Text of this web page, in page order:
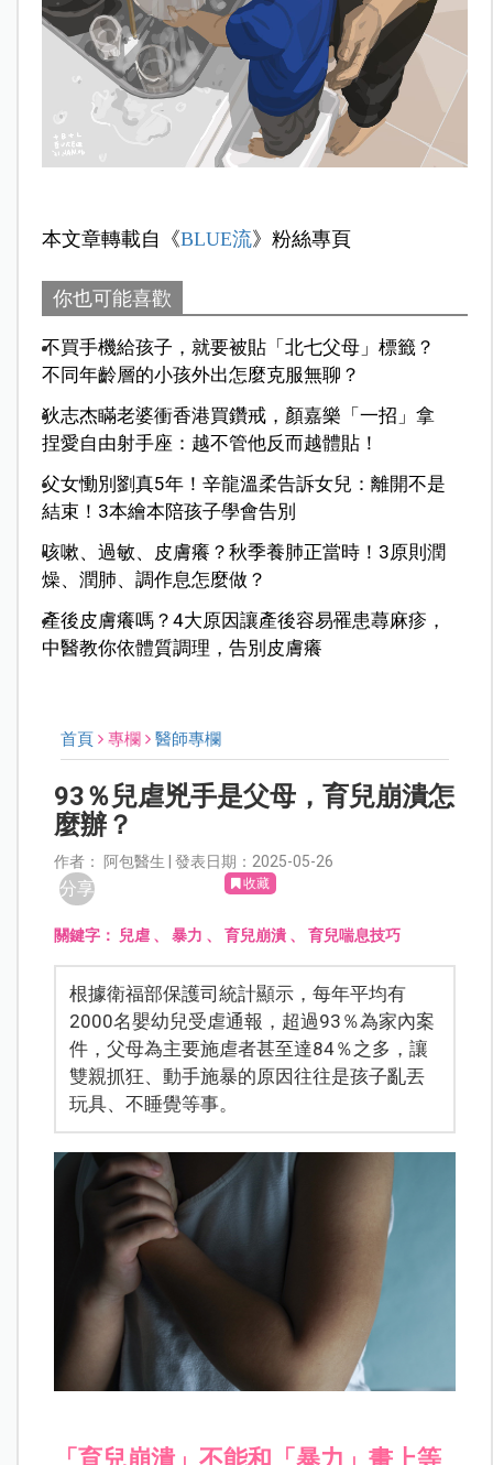
本文章轉載自《BLUE流》粉絲專頁
你也可能喜歡
不買手機給孩子，就要被貼「北七父母」標籤？
不同年齡層的小孩外出怎麼克服無聊？
狄志杰瞞老婆衝香港買鑽戒，顏嘉樂「一招」拿
捏愛自由射手座：越不管他反而越體貼！
父女慟別劉真5年！辛龍溫柔告訴女兒：離開不是
結束！3本繪本陪孩子學會告別
咳嗽、過敏、皮膚癢？秋季養肺正當時！3原則潤
燥、潤肺、調作息怎麼做？
產後皮膚癢嗎？4大原因讓產後容易罹患蕁麻疹，
中醫教你依體質調理，告別皮膚癢
首頁 專欄 醫師專欄
93％兒虐兇手是父母，育兒崩潰怎
麼辦？
作者： 阿包醫生 | 發表日期：2025-05-26
分享 收藏
關鍵字： 兒虐 、暴力 、育兒崩潰 、育兒喘息技巧
根據衛福部保護司統計顯示，每年平均有
2000名嬰幼兒受虐通報，超過93％為家內案
件，父母為主要施虐者甚至達84％之多，讓
雙親抓狂、動手施暴的原因往往是孩子亂丟
玩具、不睡覺等事。
「育兒崩潰」不能和「暴力」畫上等